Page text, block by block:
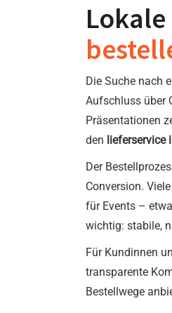
Die Suche nach
Aufschluss über
Präsentationen
den lieferservice
Der
Conversion.
für Events –
wichtig: stabile,
Für Kundinnen
transparente
Bestellwege